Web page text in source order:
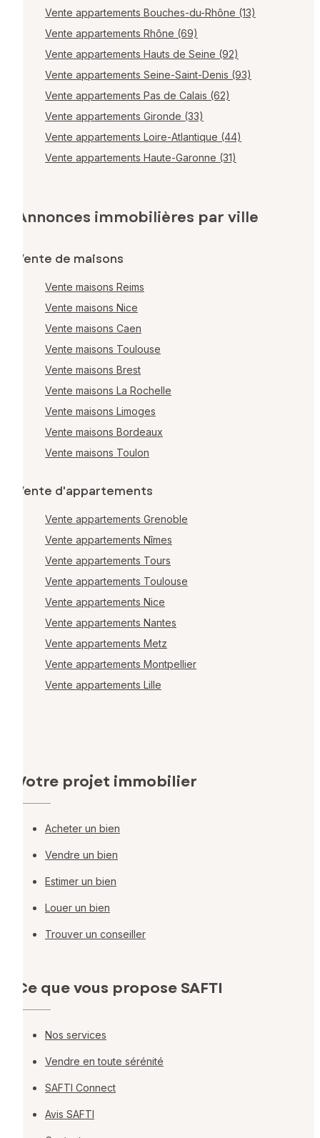
Vente appartements Bouches-du-Rhône (13)
Vente appartements Rhône (69)
Vente appartements Hauts de Seine (92)
Vente appartements Seine-Saint-Denis (93)
Vente appartements Pas de Calais (62)
Vente appartements Gironde (33)
Vente appartements Loire-Atlantique (44)
Vente appartements Haute-Garonne (31)
Annonces immobilières par ville
Vente de maisons
Vente maisons Reims
Vente maisons Nice
Vente maisons Caen
Vente maisons Toulouse
Vente maisons Brest
Vente maisons La Rochelle
Vente maisons Limoges
Vente maisons Bordeaux
Vente maisons Toulon
Vente d'appartements
Vente appartements Grenoble
Vente appartements Nîmes
Vente appartements Tours
Vente appartements Toulouse
Vente appartements Nice
Vente appartements Nantes
Vente appartements Metz
Vente appartements Montpellier
Vente appartements Lille
Votre projet immobilier
Acheter un bien
Vendre un bien
Estimer un bien
Louer un bien
Trouver un conseiller
Ce que vous propose SAFTI
Nos services
Vendre en toute sérénité
SAFTI Connect
Avis SAFTI